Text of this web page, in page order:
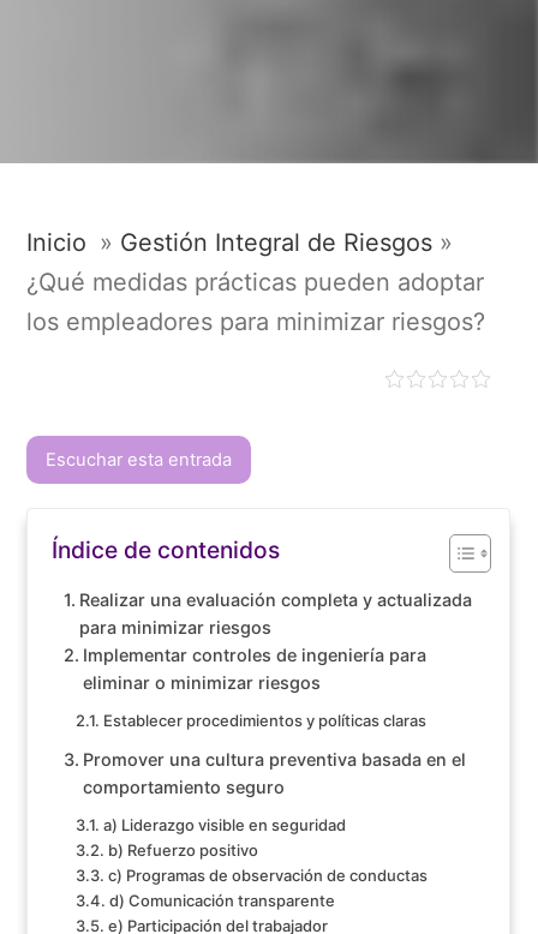
Inicio » Gestión Integral de Riesgos »
¿Qué medidas prácticas pueden adoptar
los empleadores para minimizar riesgos?
Escuchar esta entrada
Índice de contenidos
Realizar una evaluación completa y actualizada
para minimizar riesgos
Implementar controles de ingeniería para
eliminar o minimizar riesgos
Establecer procedimientos y políticas claras
Promover una cultura preventiva basada en el
comportamiento seguro
a) Liderazgo visible en seguridad
b) Refuerzo positivo
c) Programas de observación de conductas
d) Comunicación transparente
e) Participación del trabajador